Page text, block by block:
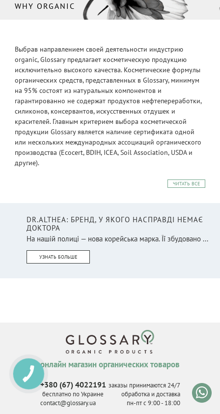
WHY ORGANIC
Выбрав направлением своей деятельности индустрию
organic, Glossary предлагает косметическую продукцию
исключительно высокого качества. Косметические формулы
органических средств, представленных в Glossary, минимум
на 95% состоят из натуральных компонентов и
гарантированно не содержат продуктов нефтепереработки,
силиконов, консервантов, искусственных отдушек и
красителей. Главным критерием выбора косметической
продукции Glossary является наличие сертификата одной
или нескольких международных ассоциаций органического
производства (Ecocert, BDIH, ICEA, Soil Association, USDA и
другие).
ЧИТАТЬ ВСЕ
DR.ALTHEA: БРЕНД, У ЯКОГО НАСПРАВДІ НЕМАЄ
ДОКТОРА
На нашій полиці — нова корейська марка. Її збудовано ...
УЗНАТЬ БОЛЬШЕ
онлайн магазин органических товаров
+380 (67) 4022191
бесплатно по Украине
contact@glossary.ua
заказы принимаются 24/7
обработка и доставка
пн-пт с 9:00 - 18:00
КНОПКА
СВЯЗИ